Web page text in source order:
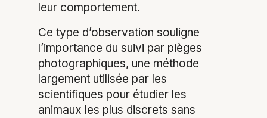
leur comportement.
Ce type d’observation souligne
l’importance du suivi par pièges
photographiques, une méthode
largement utilisée par les
scientifiques pour étudier les
animaux les plus discrets sans